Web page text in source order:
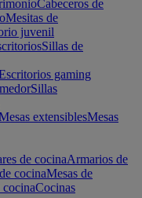
Cabeceros de
Mesitas de
juvenil
Sillas de
gaming
Sillas
extensiblesMesas
de cocinaArmarios de
cocinaMesas de
cocinaCocinas